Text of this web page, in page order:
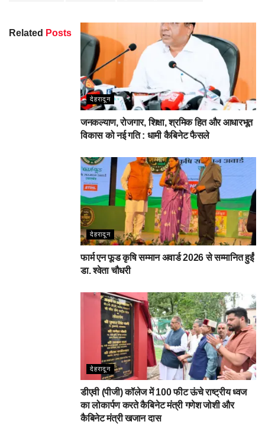
Related Posts
देहरादून
जनकल्याण, रोजगार, शिक्षा, श्रमिक हित और आधारभूत
विकास को नई गति : धामी कैबिनेट फैसले
देहरादून
फार्म एन फूड कृषि सम्मान अवार्ड 2026 से सम्मानित हुईं
डा. श्वेता चौधरी
देहरादून
डीएवी (पीजी) कॉलेज में 100 फीट ऊंचे राष्ट्रीय ध्वज
का लोकार्पण करते कैबिनेट मंत्री गणेश जोशी और
कैबिनेट मंत्री खजान दास